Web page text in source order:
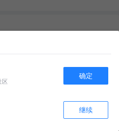
区
确定
继续